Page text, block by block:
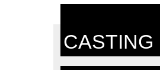
CASTING